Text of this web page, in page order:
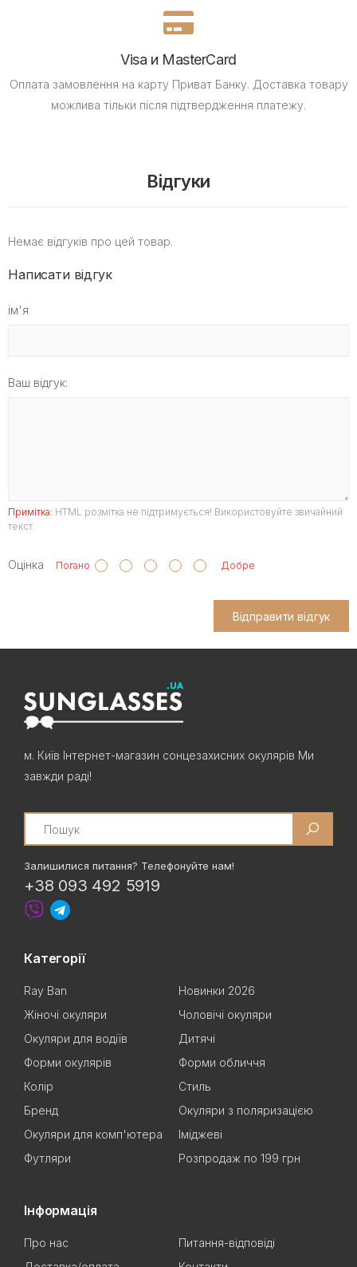
Visa и MasterCard
Оплата замовлення на карту Приват Банку. Доставка товару
можлива тільки після підтвердження платежу.
Відгуки
Немає відгуків про цей товар.
Написати відгук
ім'я
Ваш відгук:
Примітка: HTML розмітка не підтримується! Використовуйте звичайний
текст.
Оцінка Погано Добре
Відправити відгук
м. Київ Інтернет-магазин сонцезахисних окулярів Ми
завжди раді!
Search
Залишилися питання? Телефонуйте нам!
+38 093 492 5919
Категорії
Ray Ban
Новинки 2026
Жіночі окуляри
Чоловічі окуляри
Окуляри для водіїв
Дитячі
Форми окулярів
Форми обличчя
Колір
Стиль
Бренд
Окуляри з поляризацією
Окуляри для комп'ютера
Іміджеві
Футляри
Розпродаж по 199 грн
Інформація
Про нас
Питання-відповіді